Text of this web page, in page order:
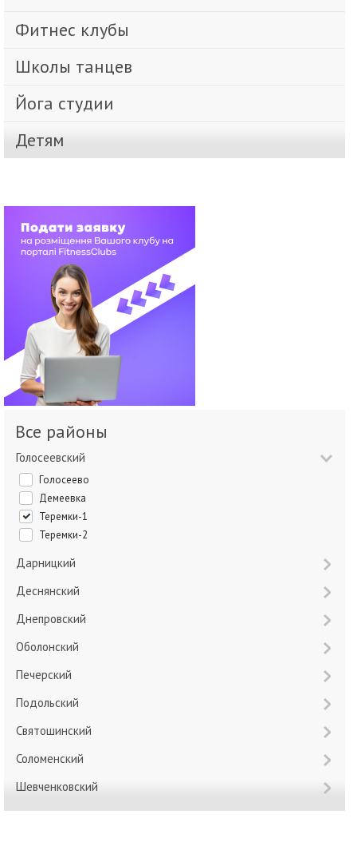
Фитнес клубы
Школы танцев
Йога студии
Детям
Все районы
Голосеевский
Голосеево
Демеевка
Теремки-1
Теремки-2
Дарницкий
Деснянский
Днепровский
Оболонский
Печерский
Подольский
Святошинский
Соломенский
Шевченковский